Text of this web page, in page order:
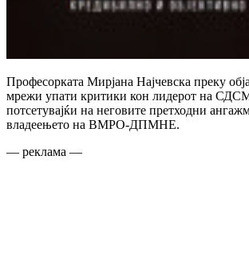
Професорката Мирјана Најчевска преку
мрежи упати критики кон лидерот на
потсетувајќи на неговите претходни
владеењето на ВМРО-ДПМНЕ.
— реклама —